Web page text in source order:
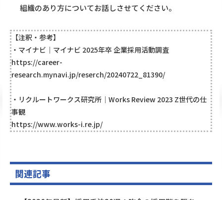
組織のあり方についてお話しさせてください。
【注釈・参考】
・マイナビ｜マイナビ 2025年卒 企業採用活動調査
https://career-
research.mynavi.jp/reserch/20240722_81390/
・リクルートワークス研究所｜Works Review 2023 Z世代の仕
事観
https://www.works-i.re.jp/
関連記事